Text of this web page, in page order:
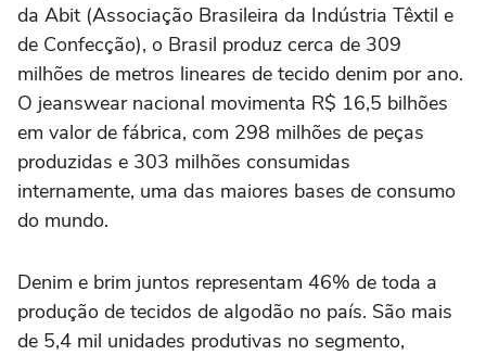
da Abit (Associação Brasileira da Indústria Têxtil e
de Confecção), o Brasil produz cerca de 309
milhões de metros lineares de tecido denim por ano.
O jeanswear nacional movimenta R$ 16,5 bilhões
em valor de fábrica, com 298 milhões de peças
produzidas e 303 milhões consumidas
internamente, uma das maiores bases de consumo
do mundo.
Denim e brim juntos representam 46% de toda a
produção de tecidos de algodão no país. São mais
de 5,4 mil unidades produtivas no segmento,